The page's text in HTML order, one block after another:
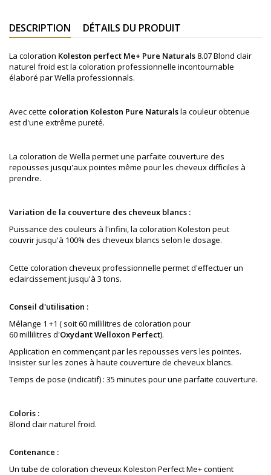
DESCRIPTION DÉTAILS DU PRODUIT
La coloration Koleston perfect Me+ Pure Naturals 8.07 Blond clair
naturel froid est la coloration professionnelle incontournable
élaboré par Wella professionnals.
Avec cette coloration Koleston Pure Naturalsla couleur obtenue
est d'une extrême pureté.
La coloration de Wella permet une parfaite couverture des
repousses jusqu'aux pointes même pour les cheveux difficiles à
prendre.
Variation de la couverture des cheveux blancs :
Puissance des couleurs à l'infini, la coloration Koleston peut
couvrir jusqu'à 100% des cheveux blancs selon le dosage.
Cette coloration cheveux professionnelle permet d'effectuer un
eclaircissement jusqu'à 3 tons.
Conseil d'utilisation :
Mélange 1 +1 ( soit 60 millilitres de coloration pour
60 millilitres d'Oxydant Welloxon Perfect).
Application en commençant par les repousses vers les pointes.
Insister sur les zones à haute couverture de cheveux blancs.
Temps de pose (indicatif) : 35 minutes pour une parfaite couverture.
Coloris :
Blond clair naturel froid.
Contenance :
Un tube de coloration cheveux Koleston Perfect Me+ contient